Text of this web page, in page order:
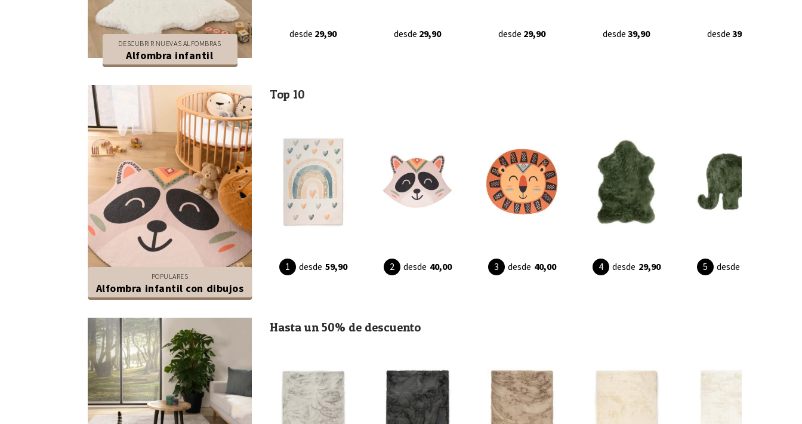
DESCUBRIR NUEVAS ALFOMBRAS
Alfombra infantil
desde 29,90 desde 29,90 desde 29,90 desde 39,90 desde 39,90
POPULARES
Alfombra infantil con dibujos
Top 10
desde 59,90 desde 40,00 desde 40,00 desde 29,90 desde
Hasta un 50% de descuento